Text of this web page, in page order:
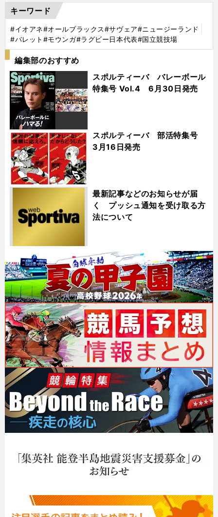
キーワード
#イオアネ#オールブラックス#サヴェア#ニュージーランド
#バレット #モウンガ#ラグビー日本代表#国立競技場
編集部のおすすめ
スポルティーバ バレーボール
特集号 Vol.4 6月30日発売
スポルティーバ 部活特集号
3月16日発売
最新記事などのお知らせが届
く プッシュ通知を受け取る方
法について